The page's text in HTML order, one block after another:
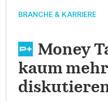
BRANCHE & KARRIERE
Money
kaum